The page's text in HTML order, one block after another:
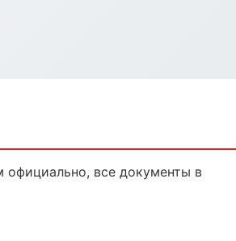
официально, все документы в